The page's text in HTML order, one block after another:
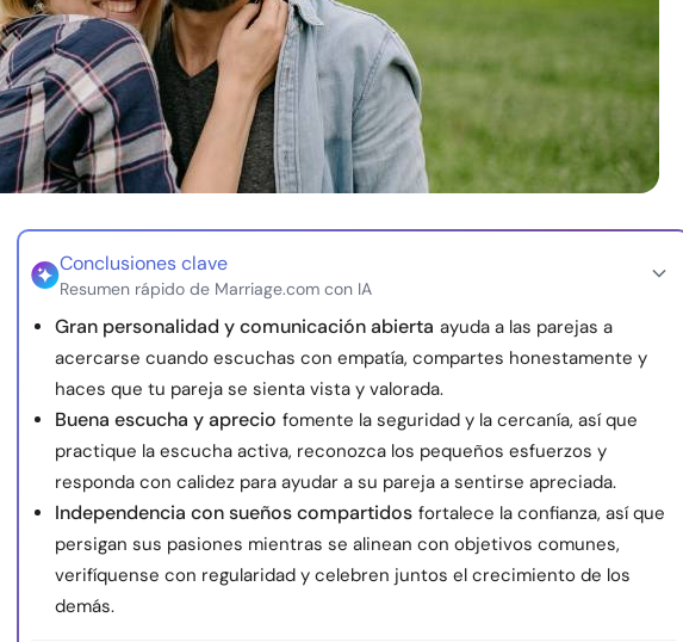
Conclusiones clave
Resumen rápido de Marriage.com con IA
Gran personalidad y comunicación abierta ayuda a las parejas a
acercarse cuando escuchas con empatía, compartes honestamente y
haces que tu pareja se sienta vista y valorada.
Buena escucha y aprecio fomente la seguridad y la cercanía, así que
practique la escucha activa, reconozca los pequeños esfuerzos y
responda con calidez para ayudar a su pareja a sentirse apreciada.
Independencia con sueños compartidos fortalece la confianza, así que
persigan sus pasiones mientras se alinean con objetivos comunes,
verifíquense con regularidad y celebren juntos el crecimiento de los
demás.